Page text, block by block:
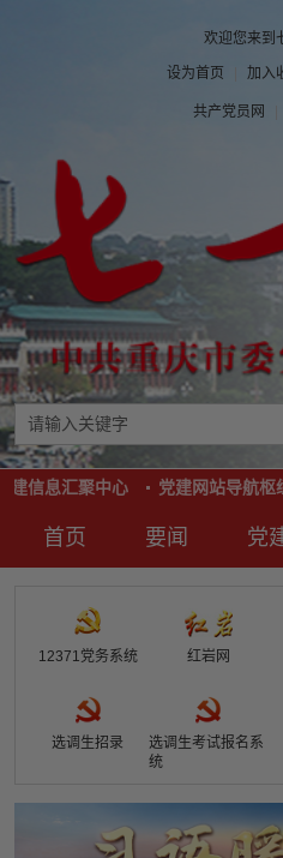
欢迎您来到
设为首页 加入
共产党员网
首页 要闻
重庆市领导
理论
党
干部
基层组
学习
党务
七一
七一
党建头条微
信息汇聚中心 党建网站导航枢纽
12371党务系统 红岩网
选调生招录
选调生考试报名系
统